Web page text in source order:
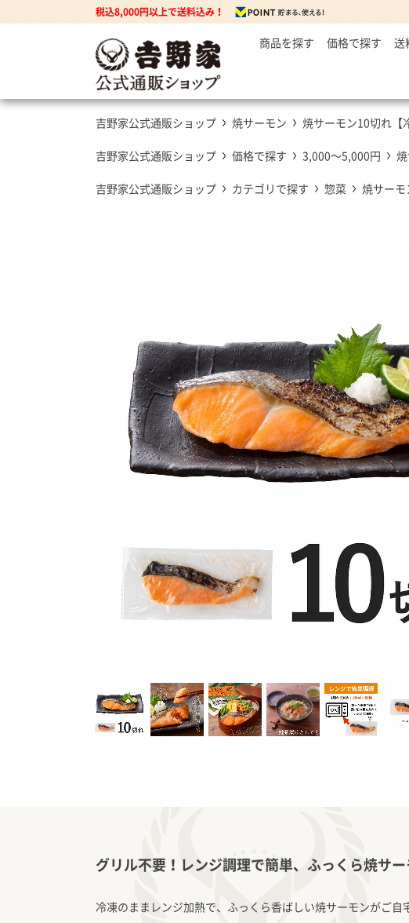
税込8,000円以上で送料込み！
商品を探す 牛丼の具
牛丼の具
豚丼の具
焼鶏丼の具
牛焼肉の具
か
牛
ダ
価格で探す
～2,999円
5,001～7,000
7,001円～
送
吉野家公式通販ショップ 焼サーモン 焼サーモン10切れ【
吉野家公式通販ショップ 価格で探す 3,000～5,000円
吉野家公式通販ショップ カテゴリで探す 惣菜 焼サーモ
グリル不要！レンジ調理で簡単、ふっくら焼サ
冷凍のままレンジ加熱で、ふっくら香ばしい焼サーモンがご自